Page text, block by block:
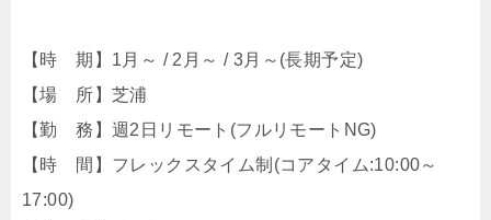
【時 期】1月～ / 2月～ / 3月～(長期予定)
【場 所】芝浦
【勤 務】週2日リモート(フルリモートNG)
【時 間】フレックスタイム制(コアタイム:10:00～
17:00)